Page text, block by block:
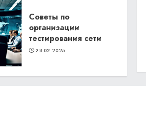
Советы по
организации
тестирования сети
28.02.2025